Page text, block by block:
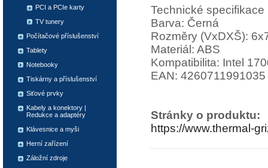
Technické specifikace
Barva: Černá
Rozměry (VxDXŠ):
Materiál: ABS
Kompatibilita: Intel
EAN: 4260711991035
Stránky o produktu:
https://www.thermal-
PCI a PCIe karty
TV tunery
Počítačové příslušenství
Tablety
Notebooky
Tiskárny a příslušenství
Siťové prvky
Kabely a konektory |
Redukce a adaptéry
Klávesnice a myši
Herní zařízení
Záložní zdroje